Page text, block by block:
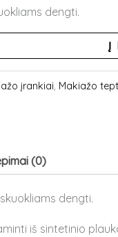
dengti.
Į
įrankiai, Makiažo
(0)
dengti.
iš sintetinio